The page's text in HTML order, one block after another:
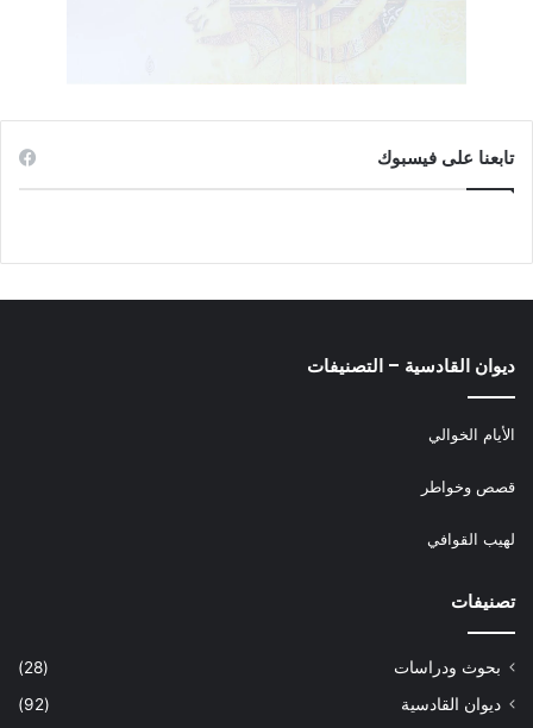
تابعنا على فيسبوك
ديوان القادسية – التصنيفات
الأيام الخوالي
قصص وخواطر
لهيب القوافي
تصنيفات
بحوث ودراسات
(28)
ديوان القادسية
(92)